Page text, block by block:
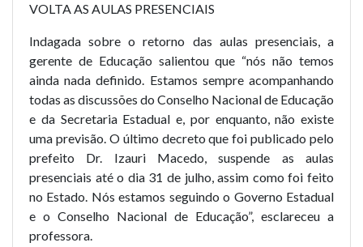
VOLTA AS AULAS PRESENCIAIS
Indagada sobre o retorno das aulas presenciais, a
gerente de Educação salientou que “nós não temos
ainda nada definido. Estamos sempre acompanhando
todas as discussões do Conselho Nacional de Educação
e da Secretaria Estadual e, por enquanto, não existe
uma previsão. O último decreto que foi publicado pelo
prefeito Dr. Izauri Macedo, suspende as aulas
presenciais até o dia 31 de julho, assim como foi feito
no Estado. Nós estamos seguindo o Governo Estadual
e o Conselho Nacional de Educação”, esclareceu a
professora.